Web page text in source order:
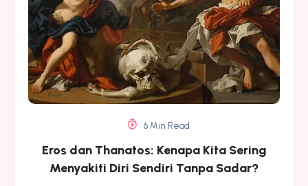
6 Min Read
Eros dan Thanatos: Kenapa Kita Sering
Menyakiti Diri Sendiri Tanpa Sadar?